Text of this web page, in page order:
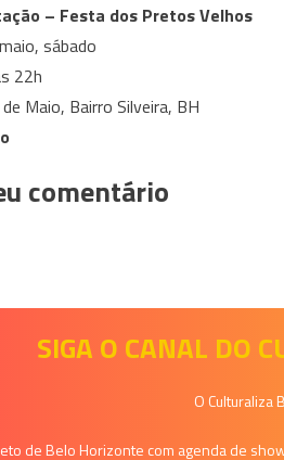
– Festa dos Pretos Velhos
sábado
22h
Maio, Bairro Silveira, BH
comentário
SIGA O CANAL DO
O Culturaliza
de Belo Horizonte com agenda de